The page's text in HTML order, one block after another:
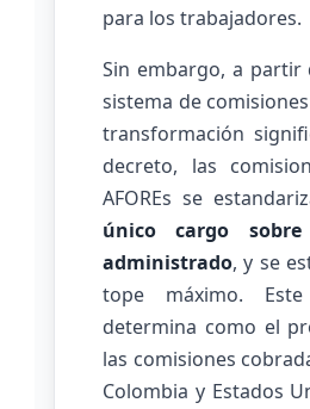
para los trabajadores.
Sin embargo, a partir
sistema de
transformación
decreto, las
AFOREs se
único cargo
administrado, y se
tope máximo.
determina como el
las comisiones
Colombia y Estados